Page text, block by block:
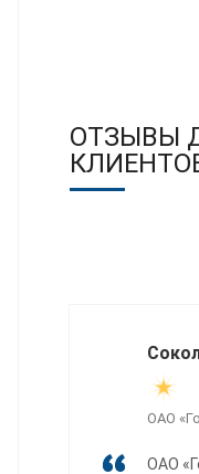
ОТЗЫВЫ
ОАО
ОАО